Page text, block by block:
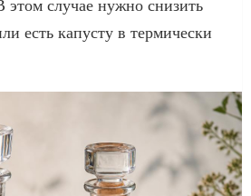
случае нужно снизить
есть капусту в термически